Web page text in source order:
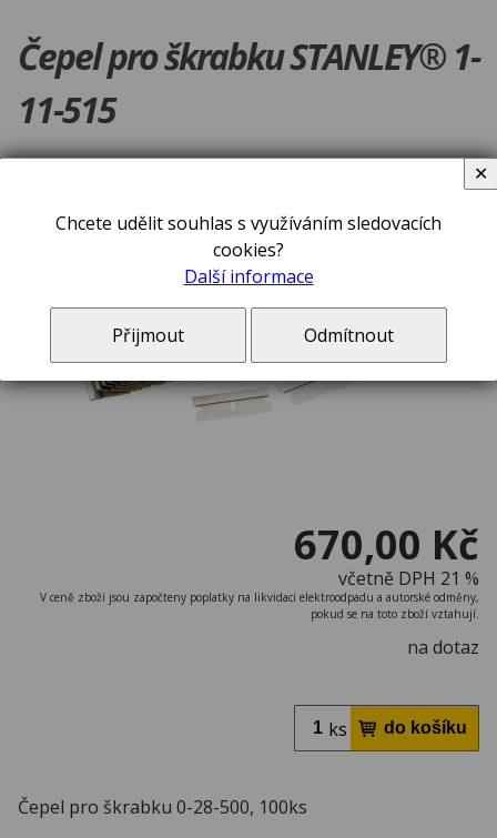
Čepel pro škrabku STANLEY® 1-
11-515
670,00 Kč
včetně DPH 21 %
V ceně zboží jsou započteny poplatky na likvidaci elektroodpadu a autorské odměny,
pokud se na toto zboží vztahují.
na dotaz
ks
Čepel pro škrabku 0-28-500, 100ks
Chcete udělit souhlas s využíváním sledovacích
cookies?
Další informace
Přijmout Odmítnout
✕